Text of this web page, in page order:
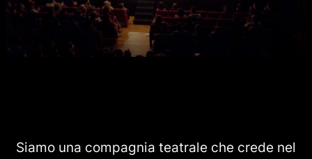
Siamo una compagnia teatrale che crede nel